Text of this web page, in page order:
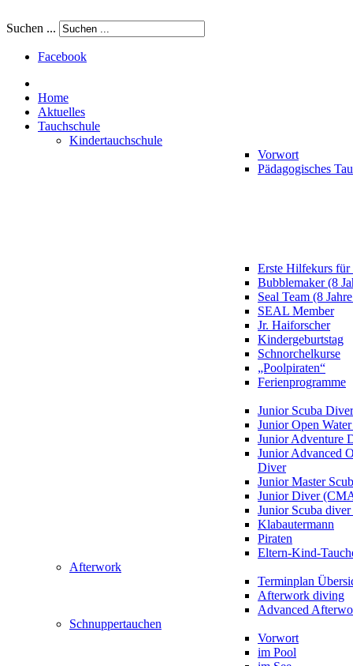
Suchen ...
Facebook
Home
Aktuelles
Tauchschule
Kindertauchschule
Vorwort
Pädagogisches
Erste Hilfekurs
Bubblemaker (8
Seal Team (8
SEAL Member
Jr. Haiforscher
Kindergeburtstag
Schnorchelkurse
„Poolpiraten“
Ferienprogramme
Junior Scuba Diver
Junior Open
Junior Adventure
Junior Advanced
Diver
Junior Master
Junior Diver
Junior Scuba
Klabautermann
Piraten
Eltern-Kind-
Afterwork
Terminplan
Afterwork diving
Advanced
Schnuppertauchen
Vorwort
im Pool